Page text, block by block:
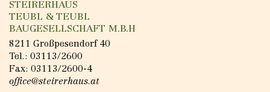
STEIRERHAUS
TEUBL & TEUBL
BAUGESELLSCHAFT M.B.H
8211 Großpesendorf 40
Tel.: 03113/2600
Fax: 03113/2600-4
office@steirerhaus.at